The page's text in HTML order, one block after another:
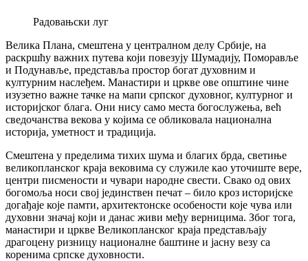
Радовањски луг
Велика Плана, смештена у централном делу Србије, на
раскршћу важних путева који повезују Шумадију, Поморавље
и Подунавље, представља простор богат духовним и
културним наслеђем. Манастири и цркве ове општине чине
изузетно важне тачке на мапи српског духовног, културног и
историјског блага. Они нису само места богослужења, већ
сведочанства векова у којима се обликовала национална
историја, уметност и традиција.
Смештена у пределима тихих шума и благих брда, светиње
великопланског краја вековима су служиле као уточиште вере,
центри писмености и чувари народне свести. Свако од ових
богомоља носи свој јединствен печат – било кроз историјске
догађаје које памти, архитектонске особености које чува или
духовни значај који и данас живи међу верницима. Због тога,
манастири и цркве Великопланског краја представљају
драгоцену ризницу националне баштине и јасну везу са
коренима српске духовности.